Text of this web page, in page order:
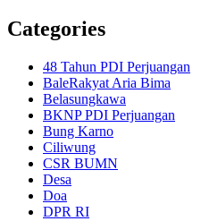
Categories
48 Tahun PDI Perjuangan
BaleRakyat Aria Bima
Belasungkawa
BKNP PDI Perjuangan
Bung Karno
Ciliwung
CSR BUMN
Desa
Doa
DPR RI